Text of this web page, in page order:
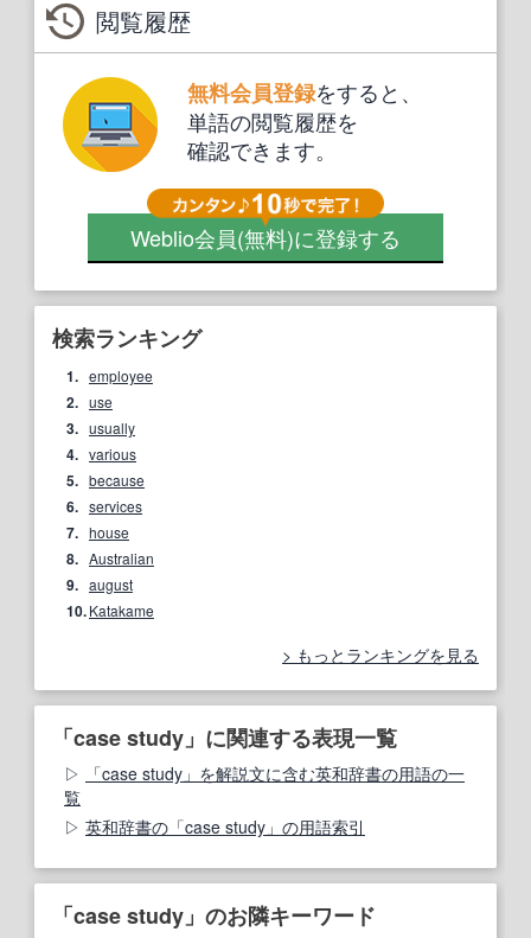
閲覧履歴
無料会員登録をすると、
単語の閲覧履歴を
確認できます。
Weblio会員(無料)に登録する
検索ランキング
1. employee
2. use
3. usually
4. various
5. because
6. services
7. house
8. Australian
9. august
10.Katakame
もっとランキングを見る
「case study」に関連する表現一覧
「case study」を解説文に含む英和辞書の用語の一
覧
英和辞書の「case study」の用語索引
「case study」のお隣キーワード